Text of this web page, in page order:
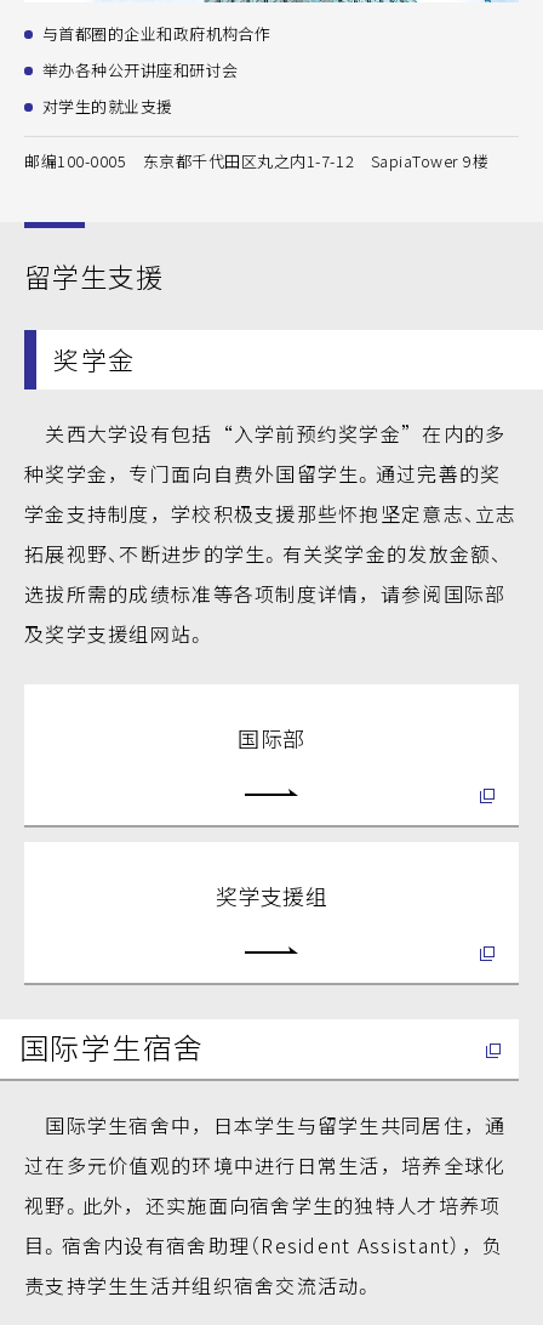
与首都圈的企业和政府机构合作
举办各种公开讲座和研讨会
对学生的就业支援
邮编100-0005 东京都千代田区丸之内1-7-12 SapiaTower 9楼
留学生支援
奖学金
关西大学设有包括“入学前预约奖学金”在内的多
种奖学金，专门面向自费外国留学生。通过完善的奖
学金支持制度，学校积极支援那些怀抱坚定意志、立志
拓展视野、不断进步的学生。有关奖学金的发放金额、
选拔所需的成绩标准等各项制度详情，请参阅国际部
及奖学支援组网站。
国际部
奖学支援组
国际学生宿舍
国际学生宿舍中，日本学生与留学生共同居住，通
过在多元价值观的环境中进行日常生活，培养全球化
视野。此外，还实施面向宿舍学生的独特人才培养项
目。宿舍内设有宿舍助理（Resident Assistant），负
责支持学生生活并组织宿舍交流活动。